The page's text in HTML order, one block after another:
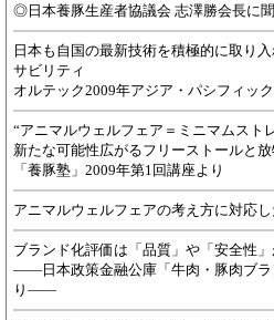
◎日本養豚生産者協議会 志澤勝会長に
日本も自国の最新技術を積極的に取り
サビリティ
オルテック2009年アジア・パシフィッ
“アニマルウェルフェア＝ミニマムスト
新たな可能性広がるフリーストールと
「養豚塾」2009年第1回講座より
アニマルウェルフェアの考え方に対応
ブランド化評価は「品質」や「安全性
――日本政策金融公庫「牛肉・豚肉ブラ
り――